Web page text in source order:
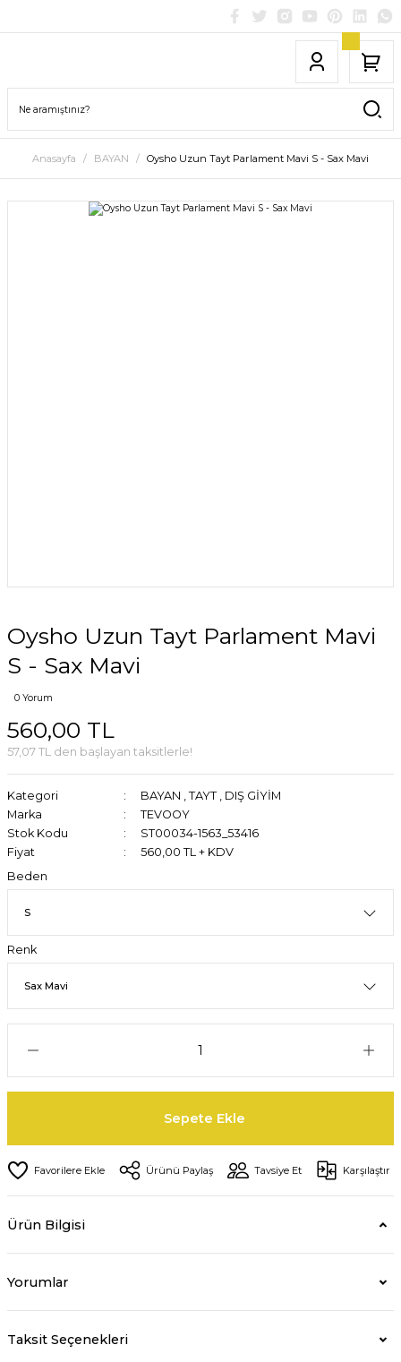
Anasayfa BAYAN Oysho Uzun Tayt Parlament Mavi S - Sax Mavi
Oysho Uzun Tayt Parlament Mavi
S - Sax Mavi
0 Yorum
560,00 TL
57,07 TL den başlayan taksitlerle!
Kategori BAYAN , TAYT , DIŞ GİYİM
Marka
TEVOOY
Stok Kodu
ST00034-1563_53416
Fiyat
560,00 TL + KDV
Beden
Renk
Sepete Ekle
Ürünü Paylaş Tavsiye Et Karşılaştır
Ürün Bilgisi
Yorumlar
Taksit Seçenekleri